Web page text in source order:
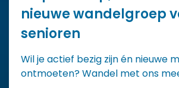
nieuwe wandelgroep
senioren
Wil je actief bezig zijn én nieuwe
ontmoeten? Wandel met ons